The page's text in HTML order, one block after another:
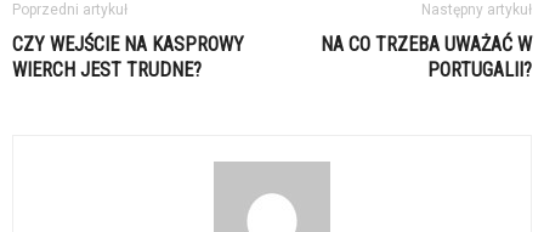
Poprzedni artykuł
CZY WEJŚCIE NA KASPROWY
WIERCH JEST TRUDNE?
Następny artykuł
NA CO TRZEBA UWAŻAĆ W
PORTUGALII?